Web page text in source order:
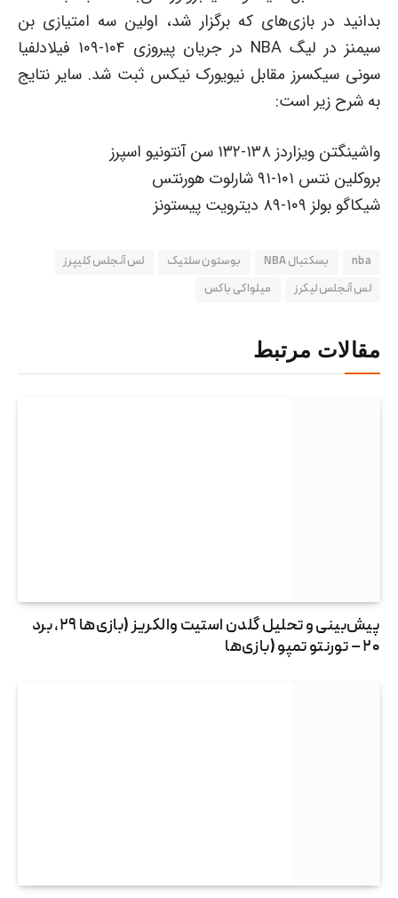
بدانید در بازی‌های که برگزار شد، اولین سه امتیازی بن
سیمنز در لیگ NBA در جریان پیروزی ۱۰۴-۱۰۹ فیلادلفیا
سونی سیکسرز مقابل نیویورک نیکس ثبت شد. سایر نتایج
به شرح زیر است:
واشینگتن ویزاردز ۱۳۸-۱۳۲ سن آنتونیو اسپرز
بروکلین نتس ۱۰۱-۹۱ شارلوت هورنتس
شیکاگو بولز ۱۰۹-۸۹ دیترویت پیستونز
nba بسکتبال NBA بوستون سلتیک
لس آنجلس کلیپرز
لس‌ آنجلس لیکرز
میلواکی باکس
مقالات مرتبط
پیش‌بینی و تحلیل گلدن استیت والکریز (بازی‌ها ۲۹، برد
۲۰ – تورنتو تمپو (بازی‌ها